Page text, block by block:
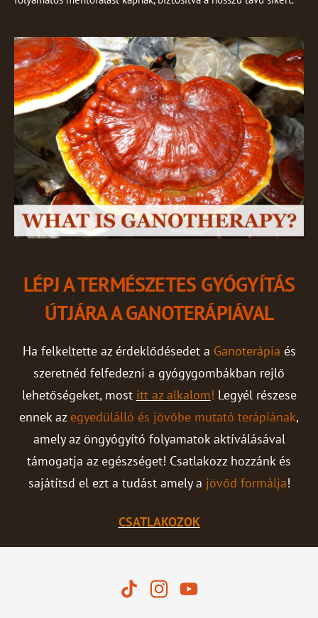
LÉPJ A TERMÉSZETES GYÓGYÍTÁS
ÚTJÁRA A GANOTERÁPIÁVAL
Ha felkeltette az érdeklődésedet a Ganoterápia és
szeretnéd felfedezni a gyógygombákban rejlő
lehetőségeket, most itt az alkalom! Legyél részese
ennek az egyedülálló és jövőbe mutató terápiának,
amely az öngyógyító folyamatok aktíválásával
támogatja az egészséget! Csatlakozz hozzánk és
sajátítsd el ezt a tudást amely a jövőd formálja!
CSATLAKOZOK